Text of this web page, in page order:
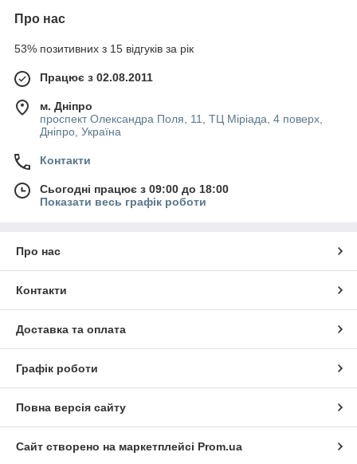
Про нас
53% позитивних з 15 відгуків за рік
Працює з 02.08.2011
м. Дніпро
проспект Олександра Поля, 11, ТЦ Міріада, 4 поверх,
Дніпро, Україна
Контакти
Сьогодні працює з 09:00 до 18:00
Показати весь графік роботи
Про нас
Контакти
Доставка та оплата
Графік роботи
Повна версія сайту
Сайт створено на маркетплейсі Prom.ua